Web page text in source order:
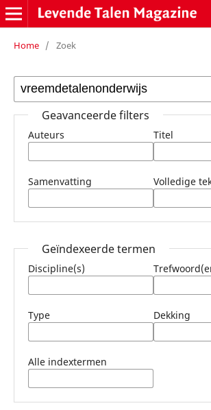
Home / Zoek
Geavanceerde filters
Auteurs Titel
Samenvatting Volledige
Geïndexeerde termen
Discipline(s)
Type Dekking
Alle indextermen